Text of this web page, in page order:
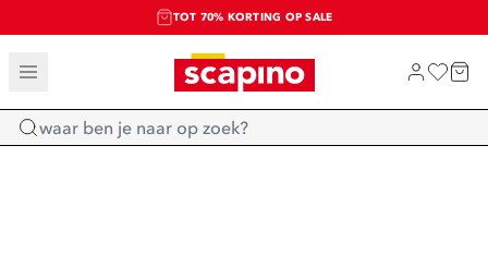
TOT 70% KORTING OP SALE
SALE: LAATSTE KANS!
SHOP NIEUW
Home